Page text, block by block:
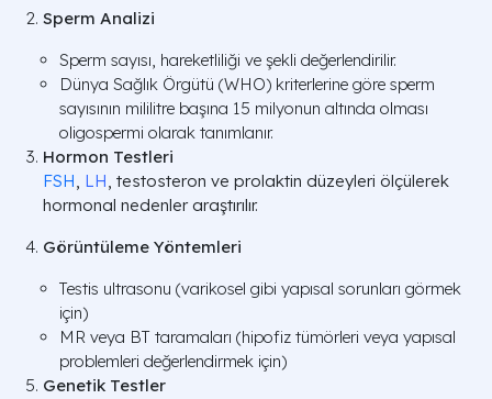
Sperm Analizi
Sperm sayısı, hareketliliği ve şekli değerlendirilir.
Dünya Sağlık Örgütü (WHO) kriterlerine göre sperm
sayısının mililitre başına 15 milyonun altında olması
oligospermi olarak tanımlanır.
Hormon Testleri
FSH, LH, testosteron ve prolaktin düzeyleri ölçülerek
hormonal nedenler araştırılır.
Görüntüleme Yöntemleri
Testis ultrasonu (varikosel gibi yapısal sorunları görmek
için)
MR veya BT taramaları (hipofiz tümörleri veya yapısal
problemleri değerlendirmek için)
Genetik Testler